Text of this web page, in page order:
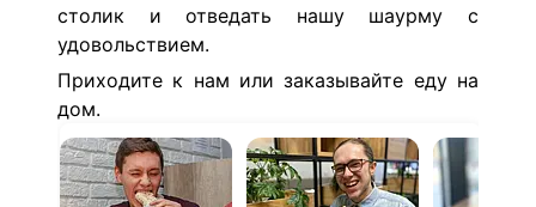
столик и отведать нашу шаурму с
удовольствием.
Приходите к нам или заказывайте еду на
дом.